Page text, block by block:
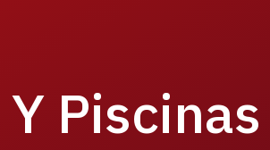
Piscinas